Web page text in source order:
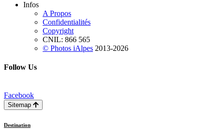
Infos
A Propos
Confidentialités
Copyright
CNIL: 866 565
© Photos iAlpes 2013-2026
Follow Us
Facebook
Sitemap
Destination